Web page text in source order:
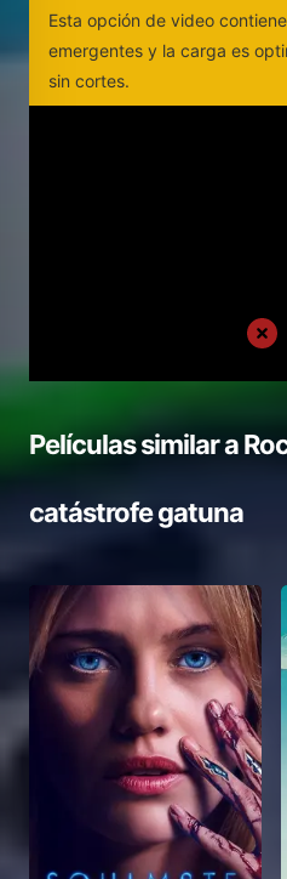
Esta opción de video
emergentes y la carga es
sin cortes.
Películas similar a
catástrofe gatuna